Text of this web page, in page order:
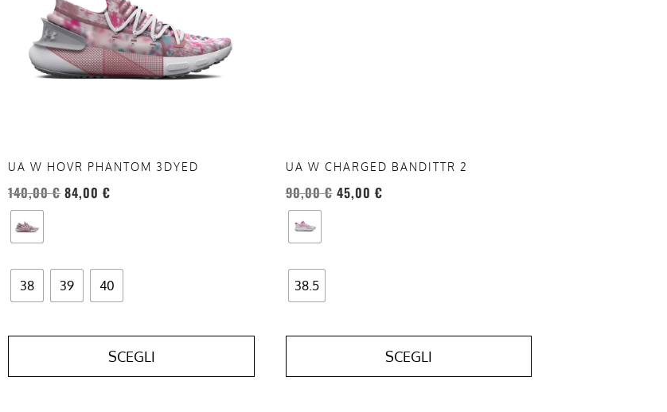
UA W HOVR PHANTOM 3DYED
140,00€ 84,00€
38 39 40
SCEGLI
opzioni
possono
essere
del
prodotto
UA W CHARGED BANDITTR 2
90,00€ 45,00 €
38.5
SCEGLI
del
prodotto